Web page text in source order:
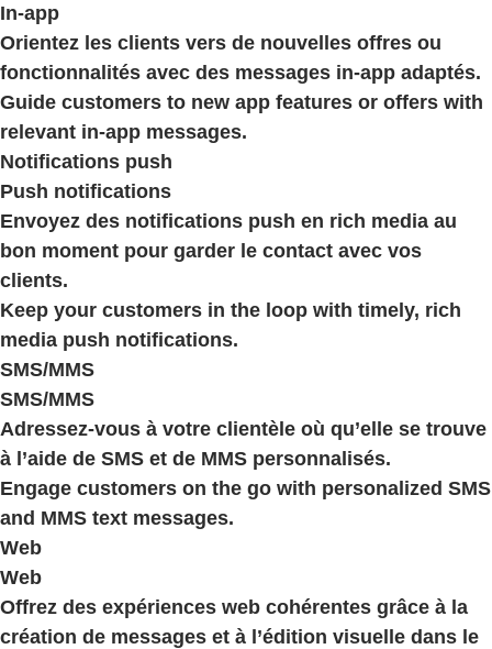
In-app
Orientez les clients vers de nouvelles offres ou
fonctionnalités avec des messages in-app adaptés.
Guide customers to new app features or offers with
relevant in-app messages.
Notifications push
Push notifications
Envoyez des notifications push en rich media au
bon moment pour garder le contact avec vos
clients.
Keep your customers in the loop with timely, rich
media push notifications.
SMS/MMS
SMS/MMS
Adressez-vous à votre clientèle où qu’elle se trouve
à l’aide de SMS et de MMS personnalisés.
Engage customers on the go with personalized SMS
and MMS text messages.
Web
Web
Offrez des expériences web cohérentes grâce à la
création de messages et à l’édition visuelle dans le